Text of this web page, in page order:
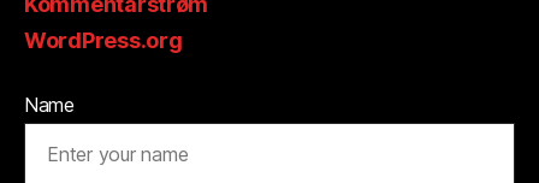
WordPress.org
Name